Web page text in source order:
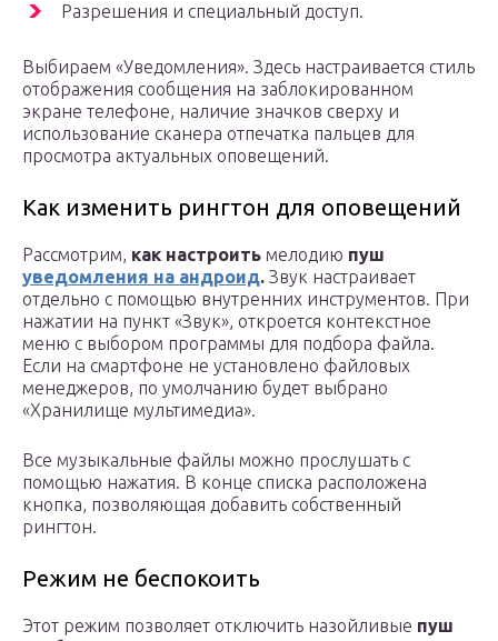
Разрешения и специальный доступ.
Выбираем «Уведомления». Здесь настраивается стиль
отображения сообщения на заблокированном
экране телефоне, наличие значков сверху и
использование сканера отпечатка пальцев для
просмотра актуальных оповещений.
Как изменить рингтон для оповещений
Рассмотрим, как настроить мелодию пуш
уведомления на андроид. Звук настраивает
отдельно с помощью внутренних инструментов. При
нажатии на пункт «Звук», откроется контекстное
меню с выбором программы для подбора файла.
Если на смартфоне не установлено файловых
менеджеров, по умолчанию будет выбрано
«Хранилище мультимедиа».
Все музыкальные файлы можно прослушать с
помощью нажатия. В конце списка расположена
кнопка, позволяющая добавить собственный
рингтон.
Режим не беспокоить
Этот режим позволяет отключить назойливые пуш